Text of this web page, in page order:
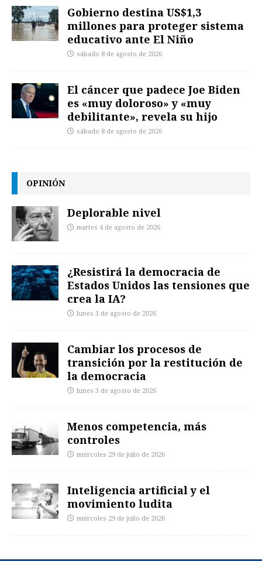
Gobierno destina US$1,3
millones para proteger sistema
educativo ante El Niño
sábado 8 de agosto de 2026
El cáncer que padece Joe Biden
es «muy doloroso» y «muy
debilitante», revela su hijo
sábado 8 de agosto de 2026
OPINIÓN
Deplorable nivel
martes 4 de agosto de 2026
¿Resistirá la democracia de
Estados Unidos las tensiones que
crea la IA?
lunes 3 de agosto de 2026
Cambiar los procesos de
transición por la restitución de
la democracia
lunes 3 de agosto de 2026
Menos competencia, más
controles
miércoles 29 de julio de 2026
Inteligencia artificial y el
movimiento ludita
miércoles 29 de julio de 2026